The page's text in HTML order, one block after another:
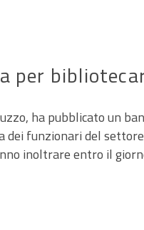
per
ha pubblicato un
dei funzionari del
inoltrare entro il